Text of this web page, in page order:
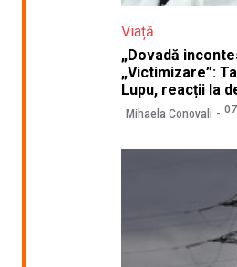
Viață
„Dovadă
„Victimizare”:
Lupu, reacții la
Mihaela Conovali